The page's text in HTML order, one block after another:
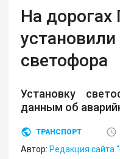
На
светофора
Установку
данным об
ТРАНСПОРТ
Автор: Редакция сайта